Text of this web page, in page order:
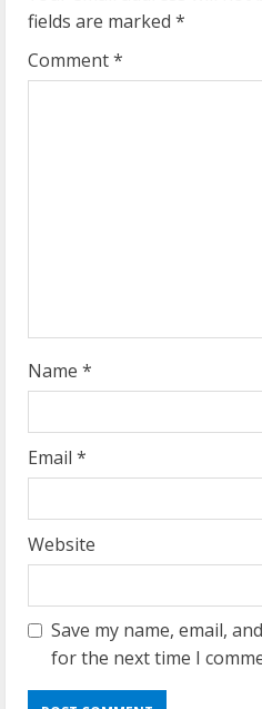
e
n
g
fields are marked *
Comment*
Name *
Email *
Website
Save my name, email,
for the next time I